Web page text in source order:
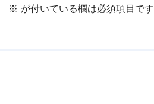
※ が付いている欄は必須項目です